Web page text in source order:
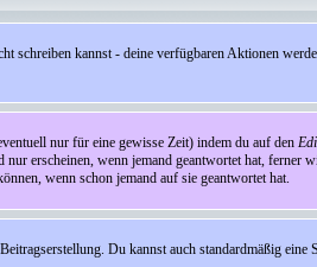
schreiben kannst - deine verfügbaren Aktionen
nur für eine gewisse Zeit) indem du auf den
erscheinen, wenn jemand geantwortet hat, ferner
wenn schon jemand auf sie geantwortet hat.
Du kannst auch standardmäßig